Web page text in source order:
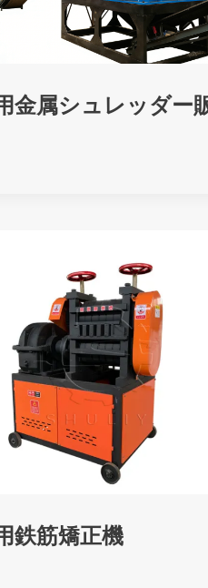
金属シュレッダー
鉄筋矯正機